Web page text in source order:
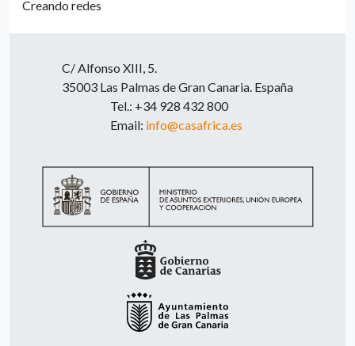
Creando redes
C/ Alfonso XIII, 5.
35003 Las Palmas de Gran Canaria. España
Tel.: +34 928 432 800
Email: info@casafrica.es